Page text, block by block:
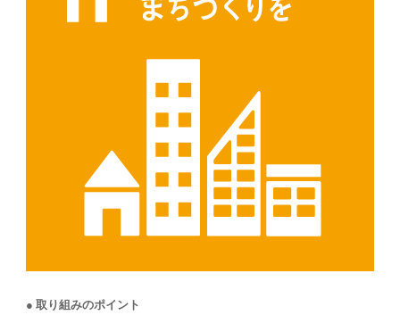
取り組みのポイント